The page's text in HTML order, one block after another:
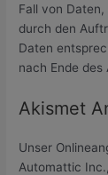
Fall von
durch den
Daten
nach Ende des
Akismet
Unser
Automattic